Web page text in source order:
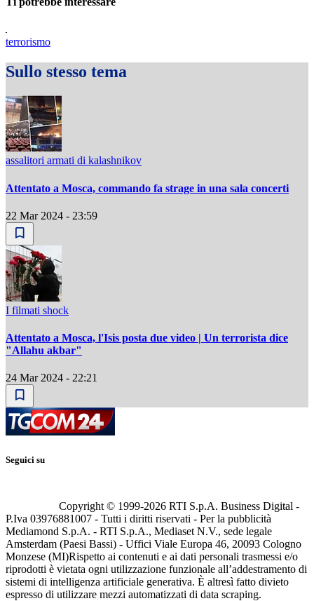
terrorismo
Sullo stesso tema
assalitori armati di kalashnikov
Attentato a Mosca, commando fa strage in una sala concerti
22 Mar 2024 - 23:59
I filmati shock
Attentato a Mosca, l'Isis posta due video | Un terrorista dice
"Allahu akbar"
24 Mar 2024 - 22:21
Seguici su
Copyright © 1999-2026 RTI S.p.A. Business Digital -
P.Iva 03976881007 - Tutti i diritti riservati - Per la pubblicità
Mediamond S.p.A. - RTI S.p.A., Mediaset N.V., sede legale
Amsterdam (Paesi Bassi) - Uffici Viale Europa 46, 20093 Cologno
Monzese (MI)Rispetto ai contenuti e ai dati personali trasmessi e/o
riprodotti è vietata ogni utilizzazione funzionale all’addestramento di
sistemi di intelligenza artificiale generativa. È altresì fatto divieto
espresso di utilizzare mezzi automatizzati di data scraping.